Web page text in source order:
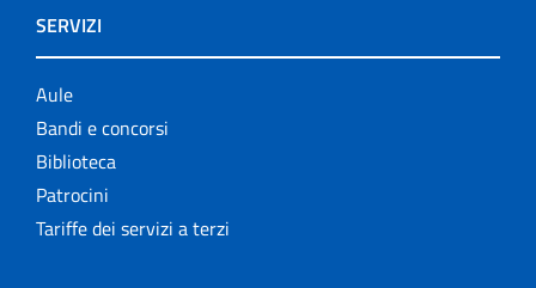
SERVIZI
Aule
Bandi e concorsi
Biblioteca
Patrocini
Tariffe dei servizi a terzi